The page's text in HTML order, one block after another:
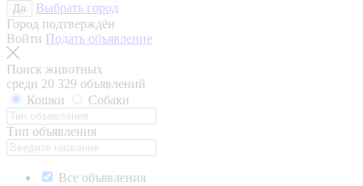
Да
Выбрать город
Город подтверждён
Войти Подать объявление
Поиск животных
среди 20 329 объявлений
Кошки
Собаки
Тип объявления
Все объявления